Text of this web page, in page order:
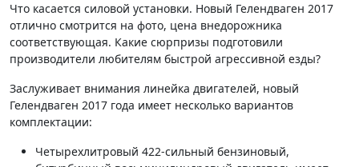
Что касается силовой установки. Новый Гелендваген 2017
отлично смотрится на фото, цена внедорожника
соответствующая. Какие сюрпризы подготовили
производители любителям быстрой агрессивной езды?
Заслуживает внимания линейка двигателей, новый
Гелендваген 2017 года имеет несколько вариантов
комплектации:
Четырехлитровый 422-сильный бензиновый,